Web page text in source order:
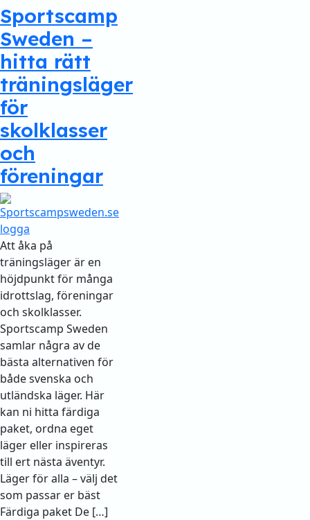
Sportscamp
Sweden –
hitta rätt
träningsläger
för
skolklasser
och
föreningar
Att åka på
träningsläger är en
höjdpunkt för många
idrottslag, föreningar
och skolklasser.
Sportscamp Sweden
samlar några av de
bästa alternativen för
både svenska och
utländska läger. Här
kan ni hitta färdiga
paket, ordna eget
läger eller inspireras
till ert nästa äventyr.
Läger för alla – välj det
som passar er bäst
Färdiga paket De […]